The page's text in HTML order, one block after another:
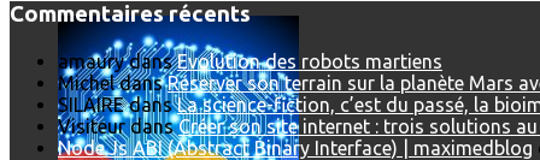
Commentaires récents
amaurydansEvolution des robots martiens
MicheldansRéserver son terrain sur la planète Mars
SILAIREdansLa science-fiction, c’est du passé, la
VisiteurdansCréer son site internet : trois solutions au
Node.Js ABI (Abstract Binary Interface) | maximedblog